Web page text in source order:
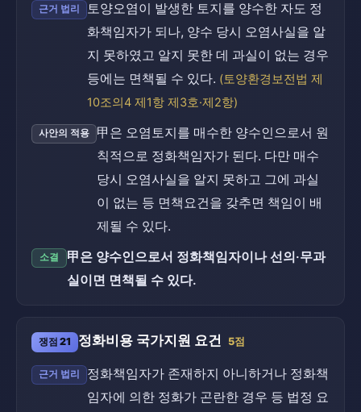
근거 법리
토양오염이 발생한 토지를 양수한 자도 정
화책임자가 되나, 양수 당시 오염사실을 알
지 못하였고 알지 못한 데 과실이 없는 경우
등에는 면책될 수 있다. (토양환경보전법 제
10조의4 제1항 제3호·제2항)
사안의 적용
甲은 오염토지를 매수한 양수인으로서 원
칙적으로 정화책임자가 된다. 다만 매수
당시 오염사실을 알지 못하고 그에 과실
이 없는 등 면책요건을 갖추면 책임이 배
제될 수 있다.
소결
甲은 양수인으로서 정화책임자이나 선의·무과
실이면 면책될 수 있다.
쟁점 21 정화비용 국가지원 요건 5점
근거 법리
정화책임자가 존재하지 아니하거나 정화책
임자에 의한 정화가 곤란한 경우 등 법정 요